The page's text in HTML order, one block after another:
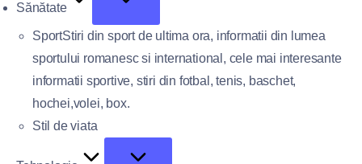
Sănătate
SportStiri din sport de ultima ora, informatii din lumea
sportului romanesc si international, cele mai interesante
informatii sportive, stiri din fotbal, tenis, baschet,
hochei,volei, box.
Stil de viata